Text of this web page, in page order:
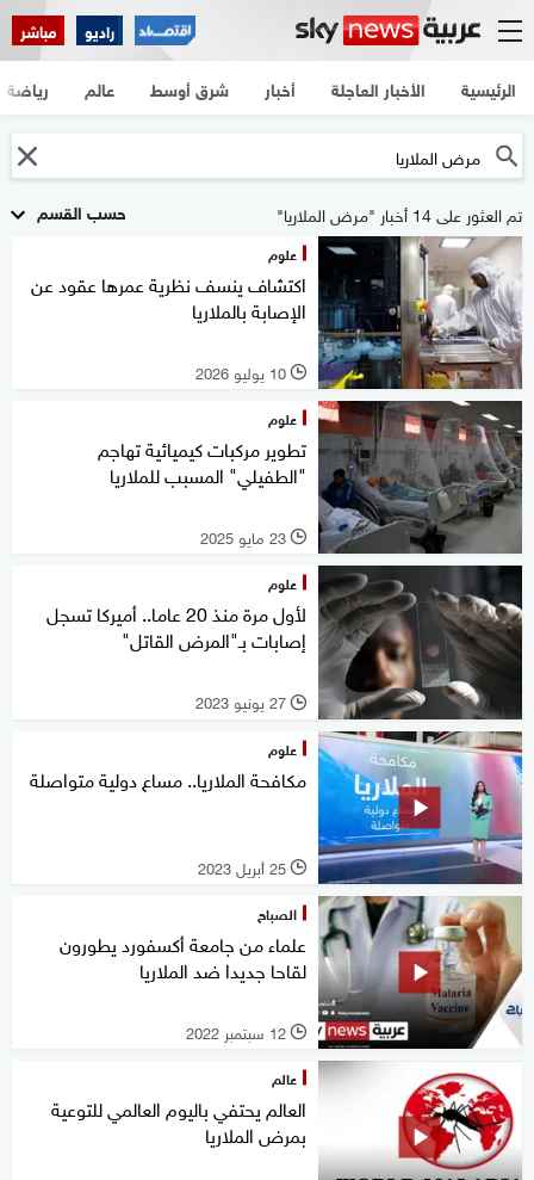
راديو مباشر
الرئيسية الأخبار العاجلة أخبار شرق أوسط عالم رياضة
حسب القسم تم العثور على 14 أخبار "مرض الملاريا"
علوم
اكتشاف ينسف نظرية عمرها عقود عن
الإصابة بالملاريا
l 10 يوليو 2026
علوم
تطوير مركبات كيميائية تهاجم
"الطفيلي" المسبب للملاريا
l 23 مايو 2025
علوم
لأول مرة منذ 20 عاما.. أميركا تسجل
إصابات بـ"المرض القاتل"
l 27 يونيو 2023
علوم
مكافحة الملاريا.. مساع دولية متواصلة
l 25 أبريل 2023
الصباح
علماء من جامعة أكسفورد يطورون
لقاحا جديدا ضد الملاريا
l 12 سبتمبر 2022
عالم
العالم يحتفي باليوم العالمي للتوعية
بمرض الملاريا